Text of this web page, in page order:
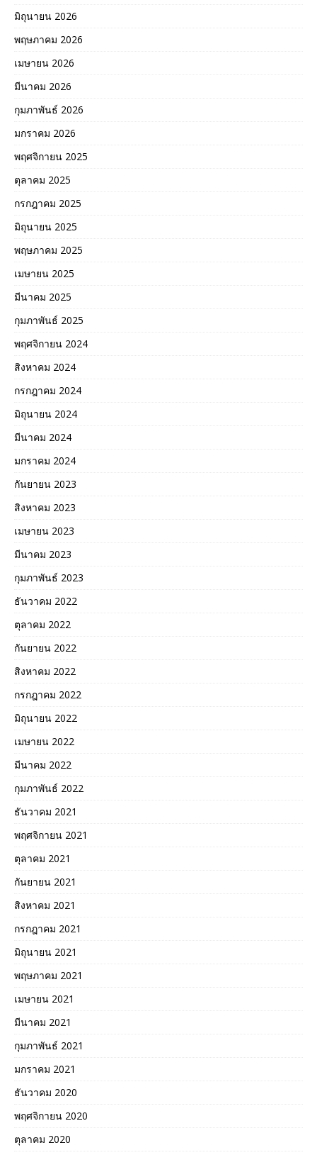
มิถุนายน 2026
พฤษภาคม 2026
เมษายน 2026
มีนาคม 2026
กุมภาพันธ์ 2026
มกราคม 2026
พฤศจิกายน 2025
ตุลาคม 2025
กรกฎาคม 2025
มิถุนายน 2025
พฤษภาคม 2025
เมษายน 2025
มีนาคม 2025
กุมภาพันธ์ 2025
พฤศจิกายน 2024
สิงหาคม 2024
กรกฎาคม 2024
มิถุนายน 2024
มีนาคม 2024
มกราคม 2024
กันยายน 2023
สิงหาคม 2023
เมษายน 2023
มีนาคม 2023
กุมภาพันธ์ 2023
ธันวาคม 2022
ตุลาคม 2022
กันยายน 2022
สิงหาคม 2022
กรกฎาคม 2022
มิถุนายน 2022
เมษายน 2022
มีนาคม 2022
กุมภาพันธ์ 2022
ธันวาคม 2021
พฤศจิกายน 2021
ตุลาคม 2021
กันยายน 2021
สิงหาคม 2021
กรกฎาคม 2021
มิถุนายน 2021
พฤษภาคม 2021
เมษายน 2021
มีนาคม 2021
กุมภาพันธ์ 2021
มกราคม 2021
ธันวาคม 2020
พฤศจิกายน 2020
ตุลาคม 2020